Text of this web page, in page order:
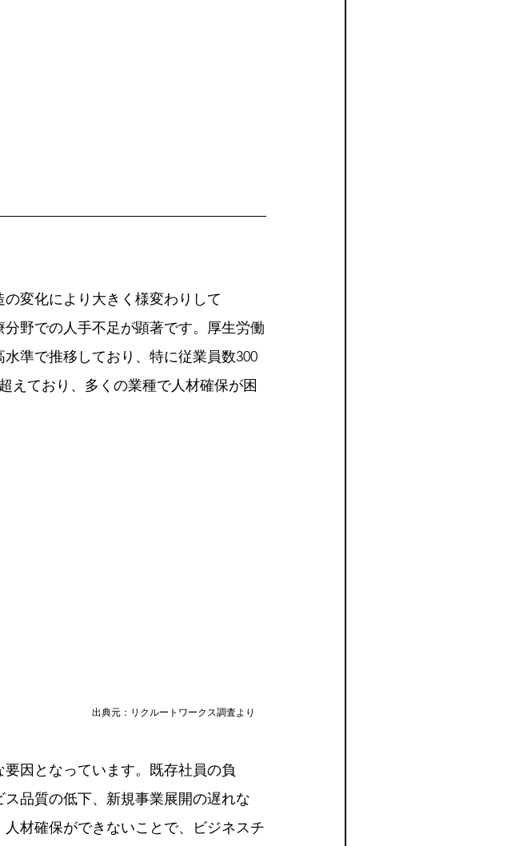
化により大きく様変わりして
野での人手不足が顕著です。厚生労働
準で推移しており、特に従業員数300
えており、多くの業種で人材確保が困
出典元：リクルートワークス調査より
となっています。既存社員の負
品質の低下、新規事業展開の遅れな
材確保ができないことで、ビジネスチ